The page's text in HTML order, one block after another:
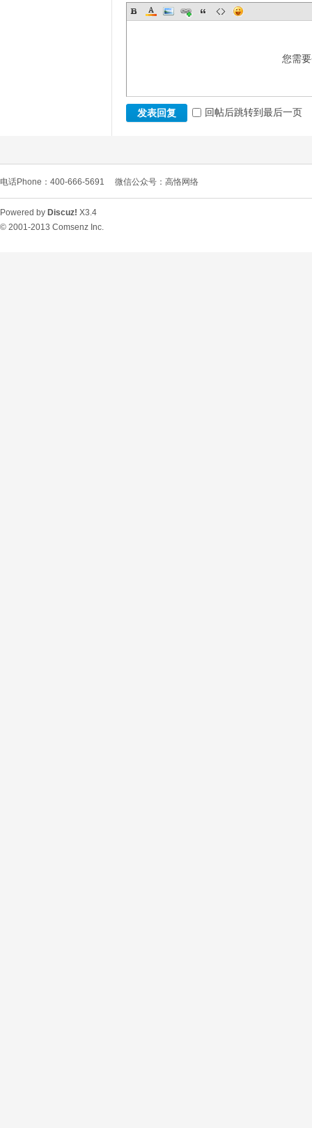
您需
发表回复 回帖后跳转到最后一页
电话Phone：400-666-5691 微信公众号：高恪网络
Powered by Discuz! X3.4
© 2001-2013 Comsenz Inc.